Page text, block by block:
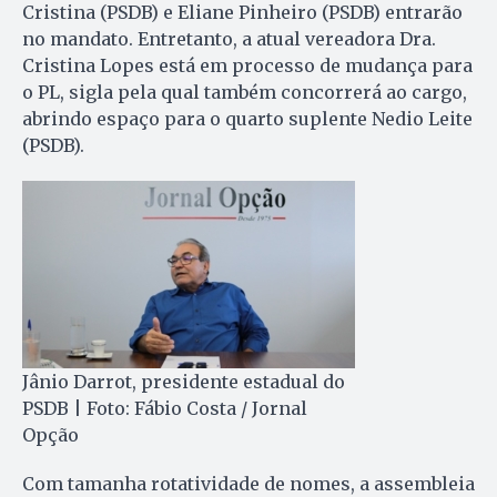
Cristina (PSDB) e Eliane Pinheiro (PSDB) entrarão
no mandato. Entretanto, a atual vereadora Dra.
Cristina Lopes está em processo de mudança para
o PL, sigla pela qual também concorrerá ao cargo,
abrindo espaço para o quarto suplente Nedio Leite
(PSDB).
Jânio Darrot, presidente estadual do
PSDB | Foto: Fábio Costa / Jornal
Opção
Com tamanha rotatividade de nomes, a assembleia